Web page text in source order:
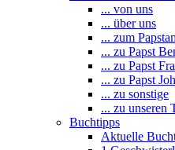
... von uns
... über uns
... zum
... zu Papst
... zu Papst
... zu Papst
... zu sonstige
... zu unseren
Buchtipps
Aktuelle